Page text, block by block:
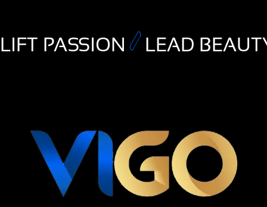
LIFT PASSION LEAD